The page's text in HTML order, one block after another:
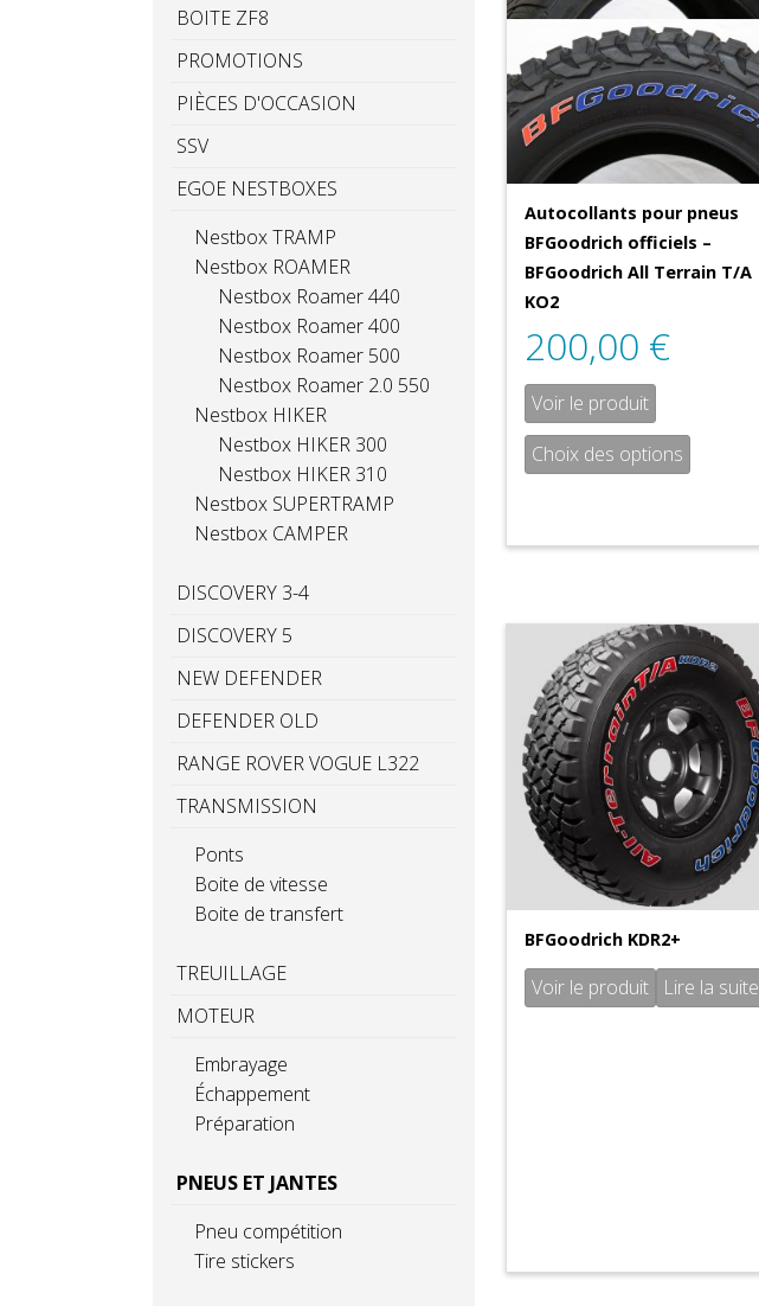
BOITE ZF8
PROMOTIONS
PIÈCES D'OCCASION
SSV
EGOE NESTBOXES
Nestbox TRAMP
Nestbox ROAMER
Nestbox Roamer 440
Nestbox Roamer 400
Nestbox Roamer 500
Nestbox Roamer 2.0 550
Nestbox HIKER
Nestbox HIKER 300
Nestbox HIKER 310
Nestbox SUPERTRAMP
Nestbox CAMPER
DISCOVERY 3-4
DISCOVERY 5
NEW DEFENDER
DEFENDER OLD
RANGE ROVER VOGUE L322
TRANSMISSION
Ponts
Boite de vitesse
Boite de transfert
TREUILLAGE
MOTEUR
Embrayage
Échappement
Préparation
PNEUS ET JANTES
Pneu compétition
Tire stickers
Autocollants pour pneus
BFGoodrich officiels –
BFGoodrich All Terrain T/A
KO2
200,00 €
Voir le produit
Choix des options
BFGoodrich KDR2+
Voir le produit Lire la suite